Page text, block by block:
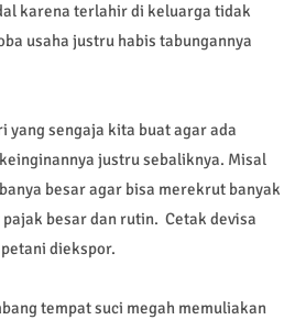
karena terlahir di keluarga tidak
usaha justru habis tabungannya
yang sengaja kita buat agar ada
justru sebaliknya. Misal
besar agar bisa merekrut banyak
besar dan rutin. Cetak devisa
diekspor.
tempat suci megah memuliakan